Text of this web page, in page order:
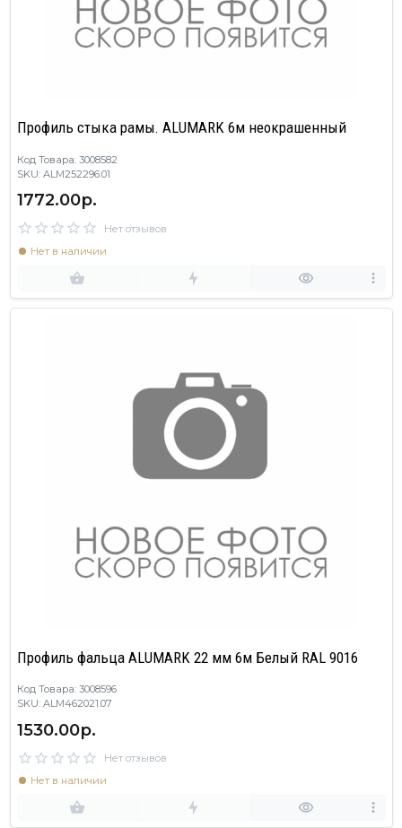
Профиль стыка рамы. ALUMARK 6м неокрашенный
Код Товара: 3008582
SKU: ALM252296.01
1772.00р.
Нет отзывов
Нет в наличии
Профиль фальца ALUMARK 22 мм 6м Белый RAL 9016
Код Товара: 3008596
SKU: ALM462021.07
1530.00р.
Нет отзывов
Нет в наличии